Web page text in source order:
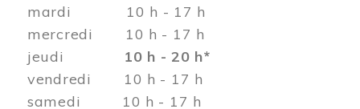
mardi 10 h - 17 h
mercredi 10 h - 17 h
jeudi 10 h - 20 h*
vendredi 10 h - 17 h
samedi 10 h - 17 h